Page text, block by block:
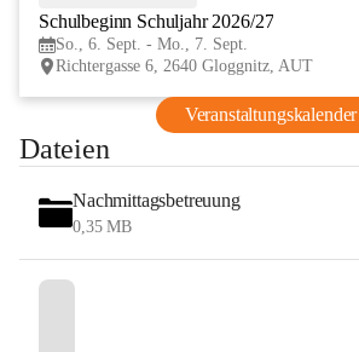
Schulbeginn Schuljahr 2026/27
So., 6. Sept. - Mo., 7. Sept.
Richtergasse 6, 2640 Gloggnitz, AUT
Veranstaltungskalender
Dateien
Nachmittagsbetreuung
0,35 MB